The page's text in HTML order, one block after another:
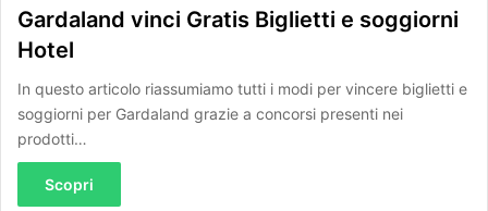
Gardaland vinci Gratis Biglietti e soggiorni
Hotel
In questo articolo riassumiamo tutti i modi per vincere biglietti e
soggiorni per Gardaland grazie a concorsi presenti nei
prodotti…
Scopri